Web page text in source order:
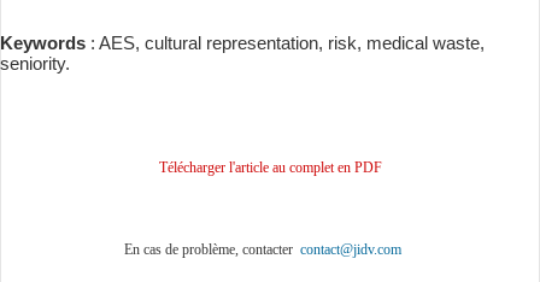
Keywords : AES, cultural representation, risk, medical waste,
seniority.
Télécharger l'article au complet en PDF
En cas de problème, contacter contact@jidv.com